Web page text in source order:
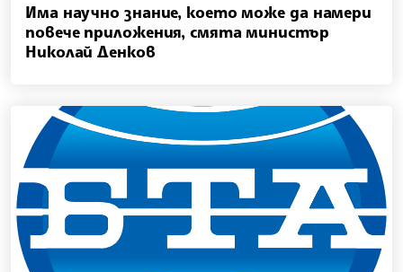
Има научно знание, което може да намери
повече приложения, смята министър
Николай Денков